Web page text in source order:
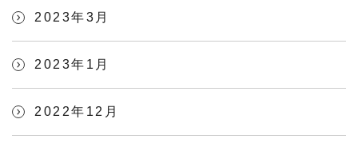
2023年3月
2023年1月
2022年12月